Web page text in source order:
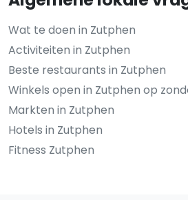
Wat te doen in Zutphen
Activiteiten in Zutphen
Beste restaurants in Zutphen
Winkels open in Zutphen op
Markten in Zutphen
Hotels in Zutphen
Fitness Zutphen